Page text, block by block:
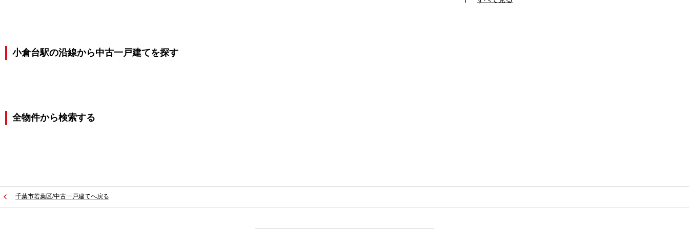
小倉台駅の沿線から中古一戸建てを探す
全物件から検索する
千葉市若葉区/中古一戸建てへ戻る